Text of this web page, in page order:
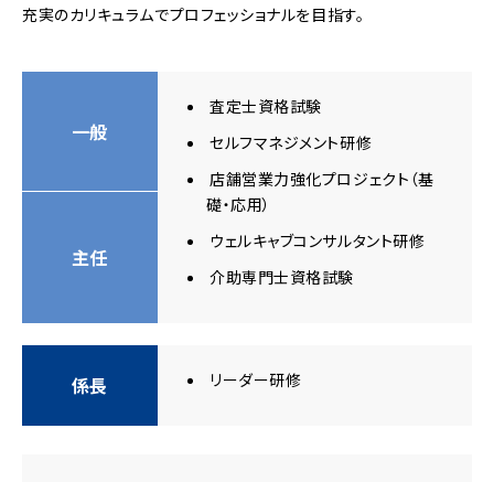
充実のカリキュラムでプロフェッショナルを目指す。
一般
査定士資格試験
セルフマネジメント研修
店舗営業力強化プロジェクト（基
礎・応用）
ウェルキャブコンサルタント研修
介助専門士資格試験
主任
係長 リーダー研修